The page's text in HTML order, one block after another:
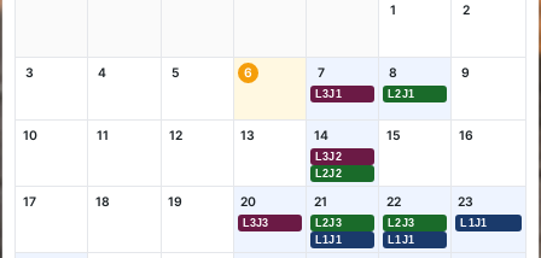
1 2
3 4 5 6 7
L3J1
8
L2J1
9
10 11 12 13 14
L3J2
L2J2
15 16
17 18 19 20
L3J3
21
L2J3
L1J1
22
L2J3
L1J1
23
L1J1